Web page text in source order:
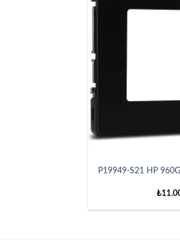
P19949-S21 HP
₺